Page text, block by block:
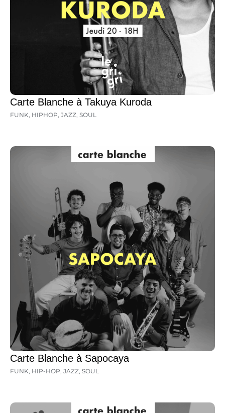
Carte Blanche à Takuya Kuroda
FUNK, HIPHOP, JAZZ, SOUL
Carte Blanche à Sapocaya
FUNK, HIP-HOP, JAZZ, SOUL